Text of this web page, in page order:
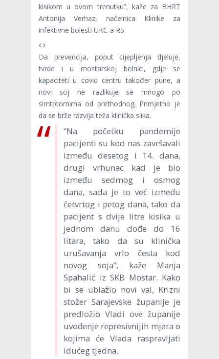
kisikom u ovom trenutku”, kaže za BHRT
Antonija Verhaz, načelnica Klinike za
infektivne bolesti UKC-a RS.
Da prevencija, poput cijepljenja djeluje,
tvrde i u mostarskoj bolnici, gdje se
kapaciteti u covid centru također pune, a
novi soj ne razlikuje se mnogo po
simtptomima od prethodnog. Primjetno je
da se brže razvija teža klinička slika.
“Na početku pandemije
pacijenti su kod nas završavali
između desetog i 14. dana,
drugi vrhunac kad je bio
između sedmog i osmog
dana, sada je to već između
četvrtog i petog dana, tako da
pacijent s dvije litre kisika u
jednom danu dođe do 16
litara, tako da su klinička
urušavanja vrlo česta kod
novog soja”, kaže Manja
Spahalić iz SKB Mostar. Kako
bi se ublažio novi val, Krizni
stožer Sarajevske županije je
predložio Vladi ove županije
uvođenje represivnijih mjera o
kojima će Vlada raspravljati
idućeg tjedna.